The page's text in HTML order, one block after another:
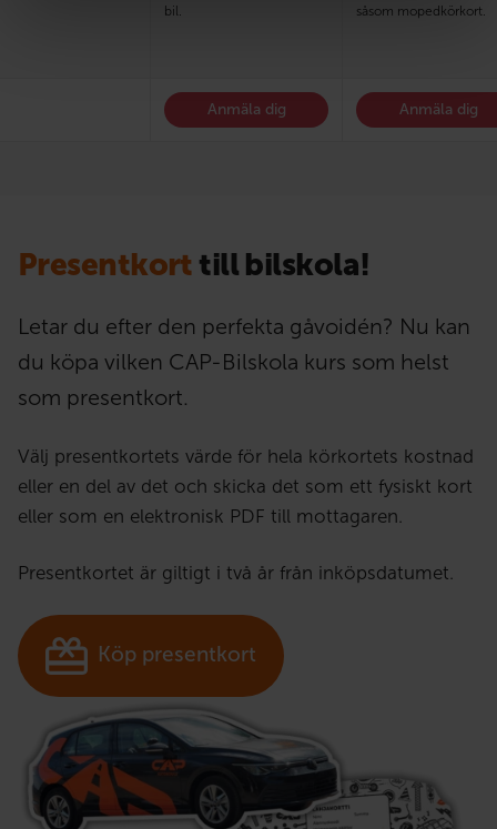
bil.
såsom mopedkörkort.
Anmäla dig Anmäla dig
Presentkort till bilskola!
Letar du efter den perfekta gåvoidén? Nu kan
du köpa vilken CAP-Bilskola kurs som helst
som presentkort.
Välj presentkortets värde för hela körkortets kostnad
eller en del av det och skicka det som ett fysiskt kort
eller som en elektronisk PDF till mottagaren.
Presentkortet är giltigt i två år från inköpsdatumet.
Köp presentkort